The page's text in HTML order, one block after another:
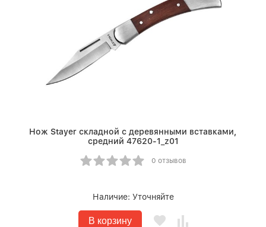
Нож Stayer складной с деревянными вставками,
средний 47620-1_z01
0 отзывов
Наличие: Уточняйте
В корзину